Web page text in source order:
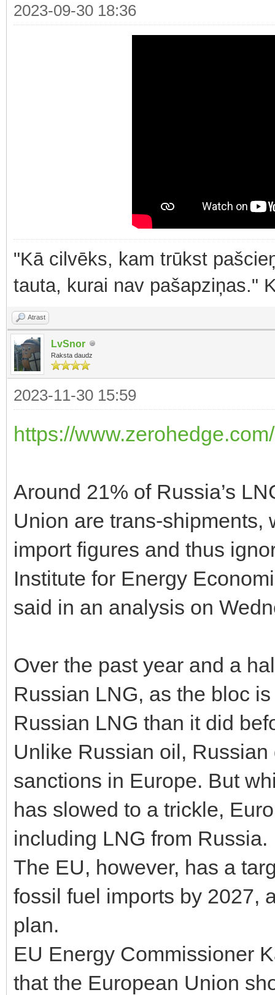
2023-09-30 18:36
"Kā cilvēks, kam trūkst
tauta, kurai nav pašapziņas."
Atrast
LvSnor
Raksta daudz
2023-11-30 15:59
https://
Around 21% of Russia’s
Union are trans-shipments,
import figures and thus
Institute for Energy
said in an analysis on
Over the past year and a
Russian LNG, as the bloc
Russian LNG than it did
Unlike Russian oil,
sanctions in Europe. But
has slowed to a trickle,
including LNG from Russia.
The EU, however, has a
fossil fuel imports by 2027,
plan.
EU Energy Commissioner
that the European Union